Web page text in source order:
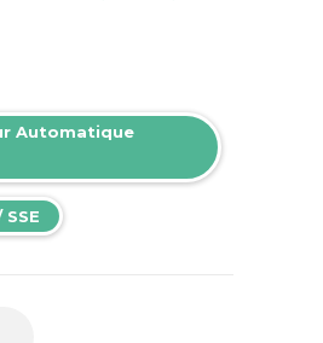
Automatique
SSE